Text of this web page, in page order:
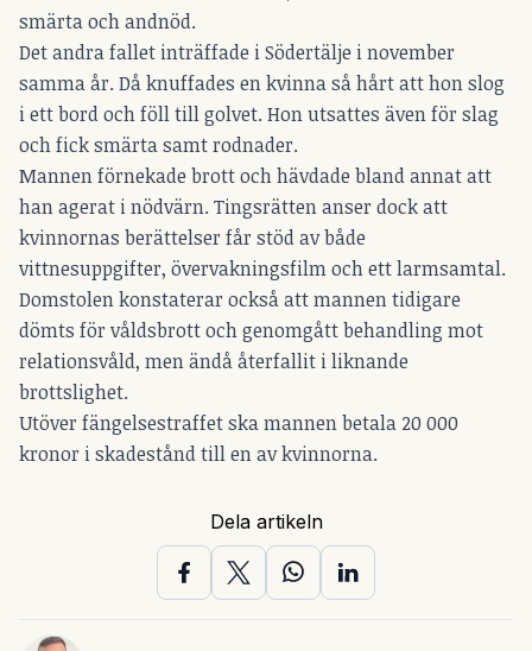
smärta och andnöd.
Det andra fallet inträffade i Södertälje i november
samma år. Då knuffades en kvinna så hårt att hon slog
i ett bord och föll till golvet. Hon utsattes även för slag
och fick smärta samt rodnader.
Mannen förnekade brott och hävdade bland annat att
han agerat i nödvärn. Tingsrätten anser dock att
kvinnornas berättelser får stöd av både
vittnesuppgifter, övervakningsfilm och ett larmsamtal.
Domstolen konstaterar också att mannen tidigare
dömts för våldsbrott och genomgått behandling mot
relationsvåld, men ändå återfallit i liknande
brottslighet.
Utöver fängelsestraffet ska mannen betala 20 000
kronor i skadestånd till en av kvinnorna.
Dela artikeln